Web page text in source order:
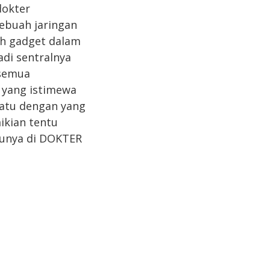
jaringan
gadget dalam
sentralnya
istimewa
dengan yang
tentu
di DOKTER